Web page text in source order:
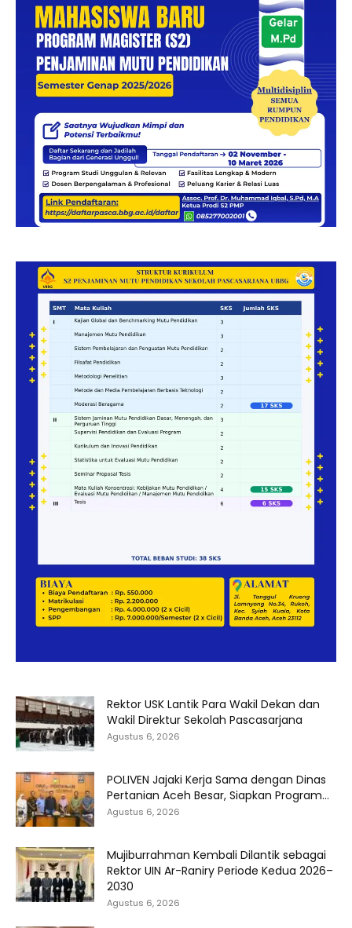
Rektor USK Lantik Para Wakil Dekan dan
Wakil Direktur Sekolah Pascasarjana
Agustus 6, 2026
POLIVEN Jajaki Kerja Sama dengan Dinas
Pertanian Aceh Besar, Siapkan Program...
Agustus 6, 2026
Mujiburrahman Kembali Dilantik sebagai
Rektor UIN Ar-Raniry Periode Kedua 2026–
2030
Agustus 6, 2026